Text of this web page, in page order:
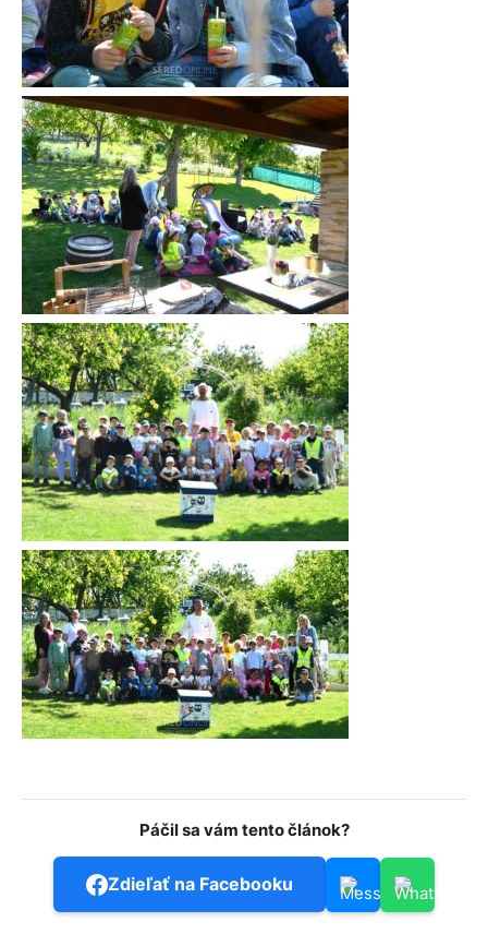
Páčil sa vám tento článok?
Zdieľať na Facebooku